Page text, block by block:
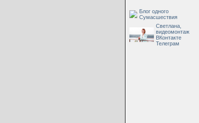
Блог одного
Сумасшествия
Светлана,
видеомонтаж
ВКонтакте
Телеграм